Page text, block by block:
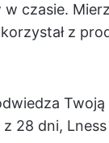
czasie.
z
28 dni,